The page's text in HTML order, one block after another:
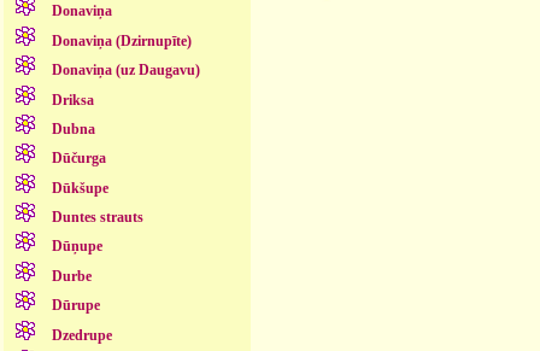
Donaviņa
Donaviņa (Dzirnupīte)
Donaviņa (uz Daugavu)
Driksa
Dubna
Dūčurga
Dūkšupe
Duntes strauts
Dūņupe
Durbe
Dūrupe
Dzedrupe